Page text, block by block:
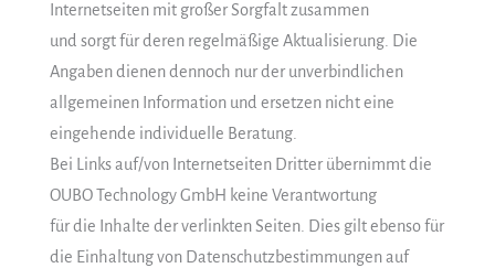
Internetseiten mit großer Sorgfalt zusammen
und sorgt für deren regelmäßige Aktualisierung. Die
Angaben dienen dennoch nur der unverbindlichen
allgemeinen Information und ersetzen nicht eine
eingehende individuelle Beratung.
Bei Links auf/von Internetseiten Dritter übernimmt die
OUBO Technology GmbH keine Verantwortung
für die Inhalte der verlinkten Seiten. Dies gilt ebenso für
die Einhaltung von Datenschutzbestimmungen auf